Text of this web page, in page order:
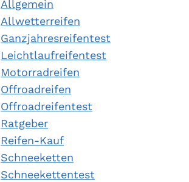
Allgemein
Allwetterreifen
Ganzjahresreifentest
Leichtlaufreifentest
Motorradreifen
Offroadreifen
Offroadreifentest
Ratgeber
Reifen-Kauf
Schneeketten
Schneekettentest